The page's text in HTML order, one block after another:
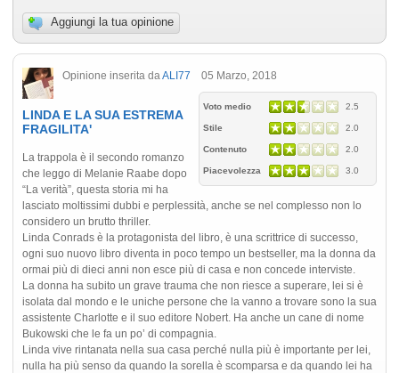
Aggiungi la tua opinione
Opinione inserita da ALI77 05 Marzo, 2018
Voto medio 2.5
Stile 2.0
Contenuto 2.0
Piacevolezza 3.0
LINDA E LA SUA ESTREMA
FRAGILITA'
La trappola è il secondo romanzo
che leggo di Melanie Raabe dopo
“La verità”, questa storia mi ha
lasciato moltissimi dubbi e perplessità, anche se nel complesso non lo
considero un brutto thriller.
Linda Conrads è la protagonista del libro, è una scrittrice di successo,
ogni suo nuovo libro diventa in poco tempo un bestseller, ma la donna da
ormai più di dieci anni non esce più di casa e non concede interviste.
La donna ha subito un grave trauma che non riesce a superare, lei si è
isolata dal mondo e le uniche persone che la vanno a trovare sono la sua
assistente Charlotte e il suo editore Nobert. Ha anche un cane di nome
Bukowski che le fa un po’ di compagnia.
Linda vive rintanata nella sua casa perché nulla più è importante per lei,
nulla ha più senso da quando la sorella è scomparsa e da quando lei ha